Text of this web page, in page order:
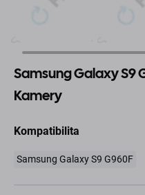
Samsung Galaxy S9
Kamery
Kompatibilita
Samsung Galaxy S9 G960F